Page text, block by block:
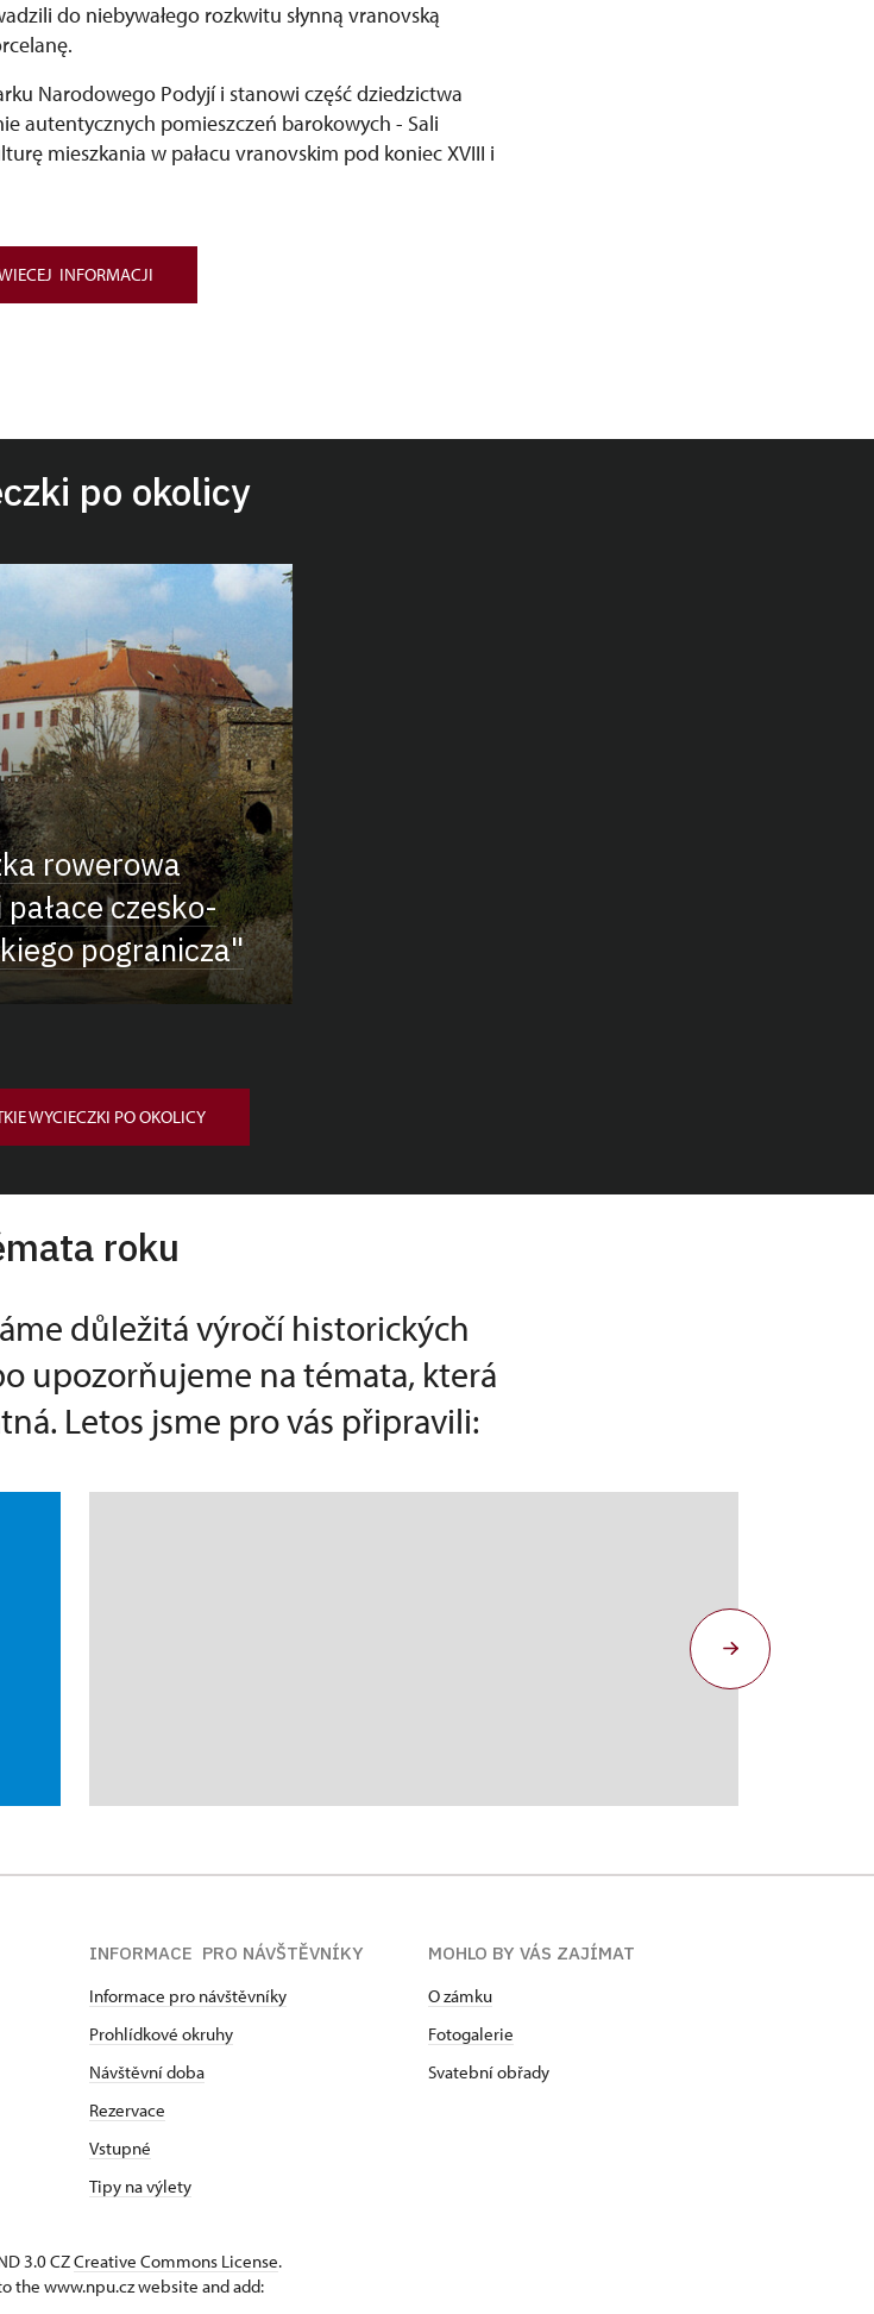
do niebywałego rozkwitu słynną vranovską
Narodowego Podyjí i stanowi część dziedzictwa
autentycznych pomieszczeń barokowych - Sali
mieszkania w pałacu vranovskim pod koniec XVIII i
INFORMACJI
po okolicy
rowerowa
czesko-
pogranicza"
WYCIECZKI PO OKOLICY
roku
důležitá výročí historických
upozorňujeme na témata, která
Letos jsme pro vás připravili:
INFORMACE PRO NÁVŠTĚVNÍKY
Informace pro návštěvníky
Prohlídkové okruhy
Návštěvní doba
Rezervace
Vstupné
Tipy na výlety
MOHLO BY VÁS ZAJÍMAT
O zámku
Fotogalerie
Svatební obřady
3.0 CZCreative Commons License.
the www.npu.cz website and add: